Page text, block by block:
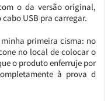
o da versão original,
cabo USB pra carregar.
primeira cisma: no
no local de colocar o
o produto enferruje por
à prova d